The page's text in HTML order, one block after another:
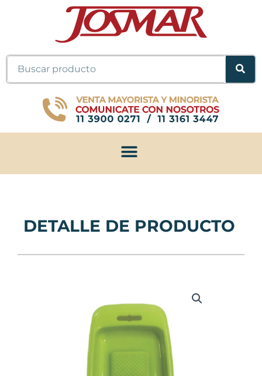
Buscar
DETALLE DE PRODUCTO